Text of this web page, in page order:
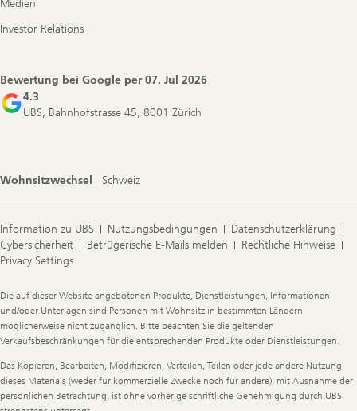
Medien
Investor Relations
Bewertung bei Google per07. Jul 2026
4.3
UBS, Bahnhofstrasse 45, 8001 Zürich
Wohnsitzwechsel Schweiz
Information zu UBS Nutzungsbedingungen
Datenschutzerklärung
Cybersicherheit
Betrügerische E-Mails melden
Rechtliche Hinweise
Privacy Settings
Legal
Information
Die auf dieser Website angebotenen Produkte, Dienstleistungen, Informationen
und/oder Unterlagen sind Personen mit Wohnsitz in bestimmten Ländern
möglicherweise nicht zugänglich. Bitte beachten Sie die geltenden
Verkaufsbeschränkungen für die entsprechenden Produkte oder Dienstleistungen.
Das Kopieren, Bearbeiten, Modifizieren, Verteilen, Teilen oder jede andere Nutzung
dieses Materials (weder für kommerzielle Zwecke noch für andere), mit Ausnahme der
persönlichen Betrachtung, ist ohne vorherige schriftliche Genehmigung durch UBS